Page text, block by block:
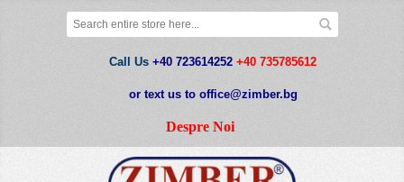
Call Us +40 723614252 +40 735785612
or text us to office@zimber.bg
Despre Noi